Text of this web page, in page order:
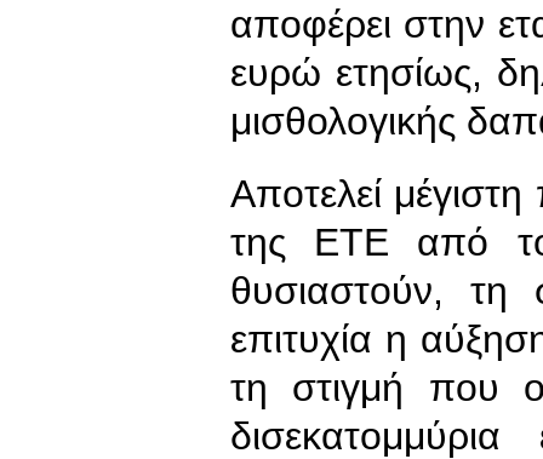
αποφέρει στην
ευρώ ετησίως,
μισθολογικής
Αποτελεί
της ΕΤΕ από
θυσιαστούν, τη
επιτυχία η
τη στιγμή που ο